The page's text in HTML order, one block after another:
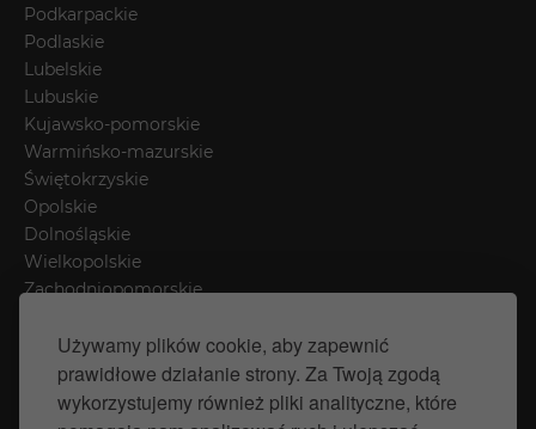
Używamy plików cookie, aby zapewnić
prawidłowe działanie strony. Za Twoją zgodą
wykorzystujemy również pliki analityczne, które
Podkarpackie
Podlaskie
Lubelskie
Lubuskie
Kujawsko-pomorskie
Warmińsko-mazurskie
Świętokrzyskie
Opolskie
Dolnośląskie
Wielkopolskie
Zachodniopomorskie
Mazowieckie
Śląskie